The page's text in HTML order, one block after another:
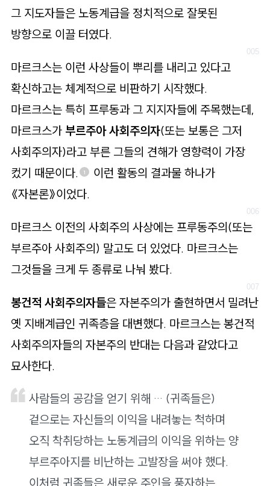
그 지도자들은 노동계급을 정치적으로 잘못된
방향으로 이끌 터였다.
마르크스는 이런 사상들이 뿌리를 내리고 있다고
확신하고는 체계적으로 비판하기 시작했다.
마르크스는 특히 프루동과 그 지지자들에 주목했는데,
마르크스가 부르주아 사회주의자(또는 보통은 그저
사회주의자)라고 부른 그들의 견해가 영향력이 가장
컸기 때문이다.
1
이런 활동의 결과물 하나가
《자본론》이었다.
마르크스 이전의 사회주의 사상에는 프루동주의(또는
부르주아 사회주의) 말고도 더 있었다. 마르크스는
그것들을 크게 두 종류로 나눠 봤다.
봉건적 사회주의자들은 자본주의가 출현하면서 밀려난
옛 지배계급인 귀족층을 대변했다. 마르크스는 봉건적
사회주의자들의 자본주의 반대는 다음과 같았다고
묘사한다.
사람들의 공감을 얻기 위해 … (귀족들은)
겉으로는 자신들의 이익을 내려놓는 척하며
오직 착취당하는 노동계급의 이익을 위하는 양
부르주아지를 비난하는 고발장을 써야 했다.
이처럼 귀족들은 새로운 주인을 풍자하는